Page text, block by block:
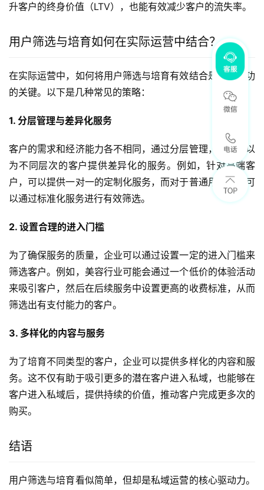
升客户的终身价值（LTV），也能有效减少客户的流失率。
用户筛选与培育如何在实际运营中结合？
在实际运营中，如何将用户筛选与培育有效结合是企业成功
的关键。以下是几种常见的策略：
1. 分层管理与差异化服务
客户的需求和经济能力各不相同，通过分层管理，企业可以
为不同层次的客户提供差异化的服务。例如，针对高端客
户，可以提供一对一的定制化服务，而对于普通用户，则可
以通过标准化服务进行有效筛选。
2. 设置合理的进入门槛
为了确保服务的质量，企业可以通过设置一定的进入门槛来
筛选客户。例如，美容行业可能会通过一个低价的体验活动
来吸引客户，然后在后续服务中设置更高的收费标准，从而
筛选出有支付能力的客户。
3. 多样化的内容与服务
为了培育不同类型的客户，企业可以提供多样化的内容和服
务。这不仅有助于吸引更多的潜在客户进入私域，也能够在
客户进入私域后，提供持续的价值，推动客户完成更多次的
购买。
结语
用户筛选与培育看似简单，但却是私域运营的核心驱动力。